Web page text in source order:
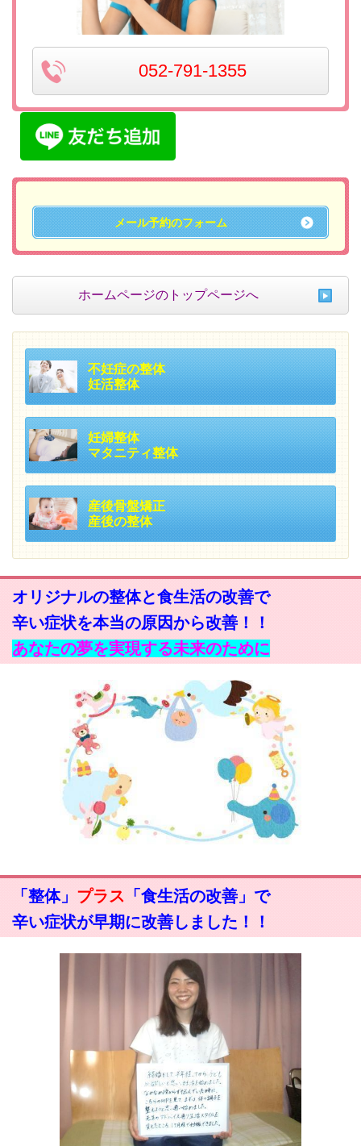
052-791-1355
メール予約のフォーム
ホームページのトップページへ
不妊症の整体
妊活整体
妊婦整体
マタニティ整体
産後骨盤矯正
産後の整体
オリジナルの整体と食生活の改善で
辛い症状を本当の原因から改善！！
あなたの夢を実現する未来のために
「整体」 プラス 「食生活の改善」で
辛い症状が早期に改善しました！！